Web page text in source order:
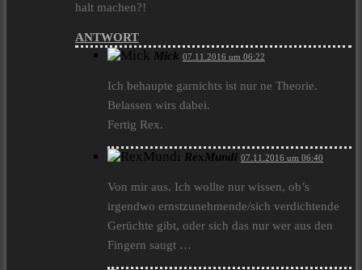
halt machen?!
ANTWORT
Mick 07.11.2016 um 06:22
Ich behaupte garnichts ist nur ne Theorie.
Belassen wirs dabei.
Fertig Rex.
RexMundi 07.11.2016 um 06:40
Von mir aus. Ich wollte nur wissen, ob’s
irgendwo ernstzunehmende/sich verdichtende
Gerüchte gibt, oder sich das nur wer aus den
Fingern saugt …